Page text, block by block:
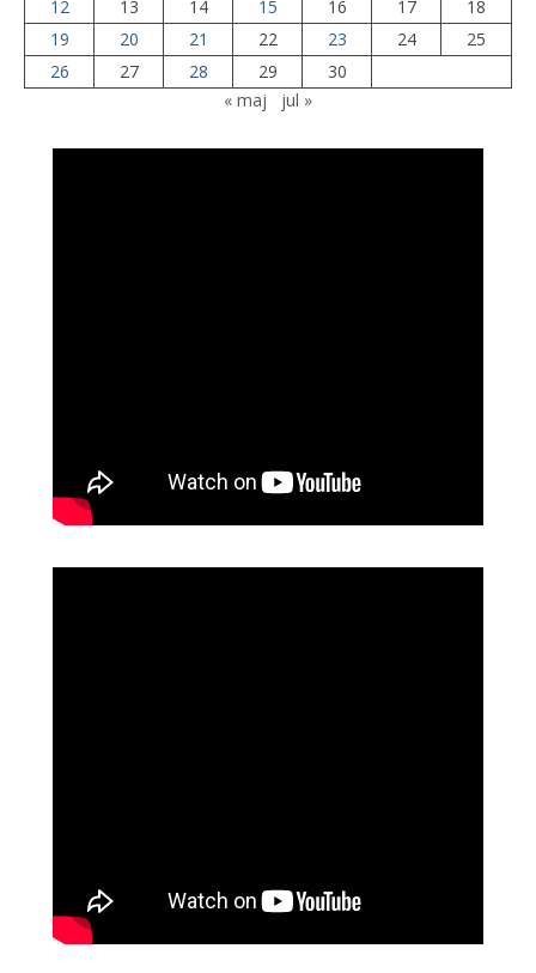
12
13 14 15 16 17
18
19
20 21 22 23 24
25
26
27 28 29
30
« maj
jul »